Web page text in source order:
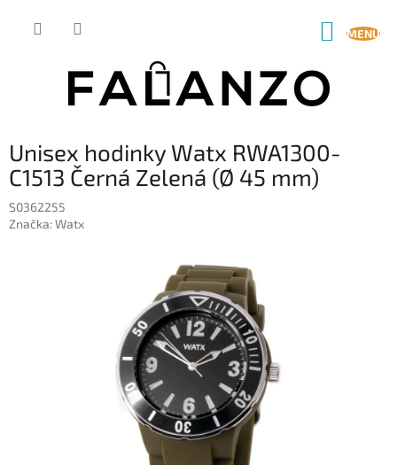
Unisex hodinky Watx RWA1300-
C1513 Černá Zelená (Ø 45 mm)
S0362255
Značka:Watx